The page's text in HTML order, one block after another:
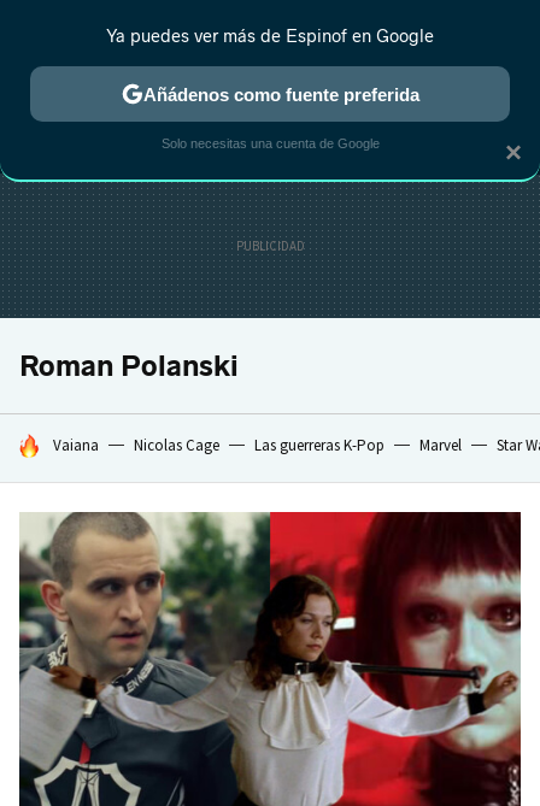
MENÚ NUEVO
ESTRENOS REALITY ANIME RANKINGS CINE
Roman Polanski
HOY SE HABLA DE
Vaiana Nicolas Cage Las guerreras K-Pop Marvel Star
×
Ya puedes ver más de Espinof en Google
Añádenos como fuente preferida
Solo necesitas una cuenta de Google